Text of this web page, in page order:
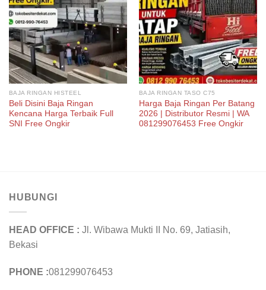
BAJA RINGAN HISTEEL
Beli Disini Baja Ringan
Kencana Harga Terbaik Full
SNI Free Ongkir
BAJA RINGAN TASO C75
Harga Baja Ringan Per Batang
2026 | Distributor Resmi | WA
081299076453 Free Ongkir
HUBUNGI
HEAD OFFICE : Jl. Wibawa Mukti II No. 69, Jatiasih,
Bekasi
PHONE :081299076453